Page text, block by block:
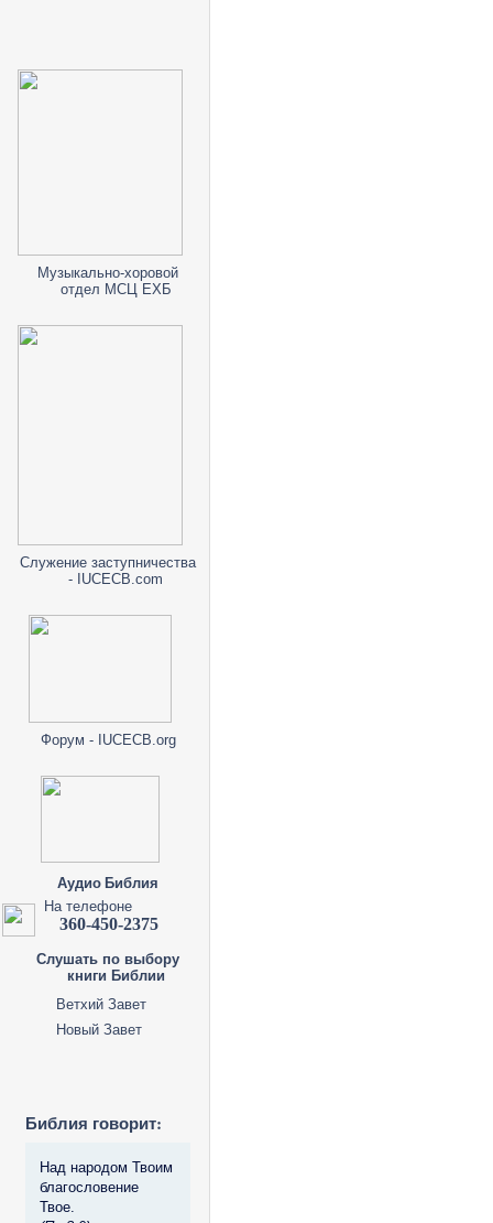
Музыкально-хоровой
отдел МСЦ ЕХБ
Служение заступничества
- IUCECB.com
Форум - IUCECB.org
Аудио Библия
На телефоне
360-450-2375
Слушать по выбору
книги Библии
Ветхий Завет
Новый Завет
Библия говорит:
Над народом Твоим
благословение
Твое.